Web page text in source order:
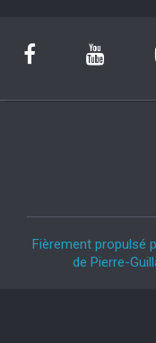
Fièrement propulsé
de Pierre-